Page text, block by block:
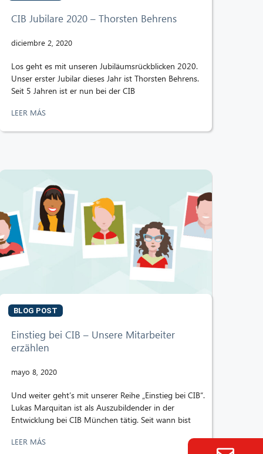
CIB Jubilare 2020 – Thorsten Behrens
diciembre 2, 2020
Los geht es mit unseren Jubiläumsrückblicken 2020.
Unser erster Jubilar dieses Jahr ist Thorsten Behrens.
Seit 5 Jahren ist er nun bei der CIB
LEER MÁS
BLOG POST
Einstieg bei CIB – Unsere Mitarbeiter
erzählen
mayo 8, 2020
Und weiter geht’s mit unserer Reihe „Einstieg bei CIB“.
Lukas Marquitan ist als Auszubildender in der
Entwicklung bei CIB München tätig. Seit wann bist
LEER MÁS